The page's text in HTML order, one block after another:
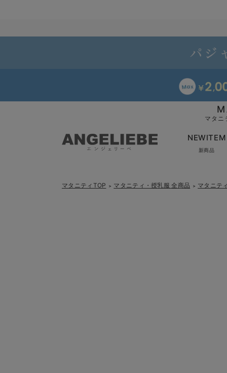
マタニ
NEWITEM
新商品
マタニティTOP ＞ マタニティ・授乳服 全商品 ＞ マタニテ